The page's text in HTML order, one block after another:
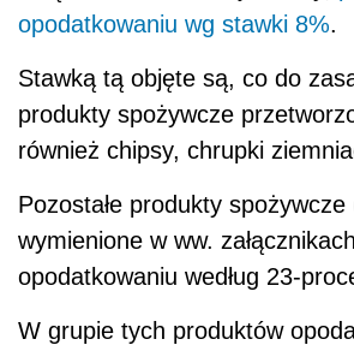
opodatkowaniu wg stawki 8%.
Stawką tą objęte są, co do
produkty spożywcze
również chipsy, chrupki
Pozostałe produkty
wymienione w ww.
opodatkowaniu według 23-
W grupie tych produktów